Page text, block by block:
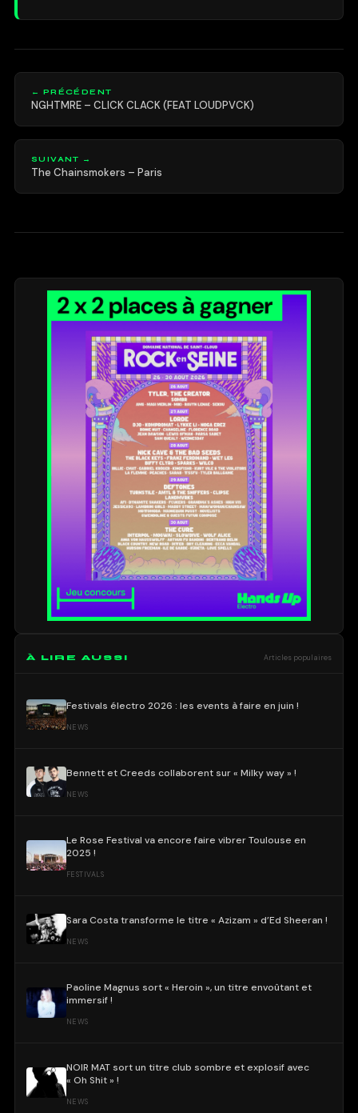
← PRÉCÉDENT
NGHTMRE – CLICK CLACK (FEAT LOUDPVCK)
SUIVANT →
The Chainsmokers – Paris
À LIRE AUSSI Articles populaires
Festivals électro 2026 : les events à faire en juin !
NEWS
Bennett et Creeds collaborent sur « Milky way » !
NEWS
Le Rose Festival va encore faire vibrer Toulouse en
2025 !
FESTIVALS
Sara Costa transforme le titre « Azizam » d’Ed Sheeran !
NEWS
Paoline Magnus sort « Heroin », un titre envoûtant et
immersif !
NEWS
NOIR MAT sort un titre club sombre et explosif avec
« Oh Shit » !
NEWS